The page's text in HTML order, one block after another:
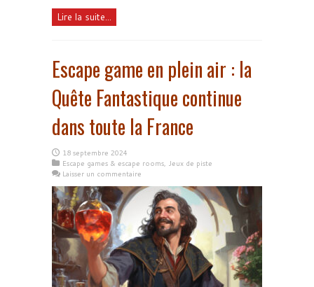
Lire la suite...
Escape game en plein air : la
Quête Fantastique continue
dans toute la France
18 septembre 2024
Escape games & escape rooms, Jeux de piste
Laisser un commentaire